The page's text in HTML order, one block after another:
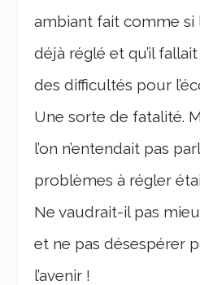
ambiant fait comme si
déjà réglé et qu’il
des difficultés pour
Une sorte de fatalité.
l’on n’entendait pas
problèmes à régler
Ne vaudrait-il pas
et ne pas désespérer
l’avenir !